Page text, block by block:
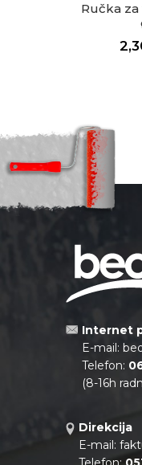
Ručka
Internet
E-mail:
Telefon:
(8-16h
Direkcija
E-mail: